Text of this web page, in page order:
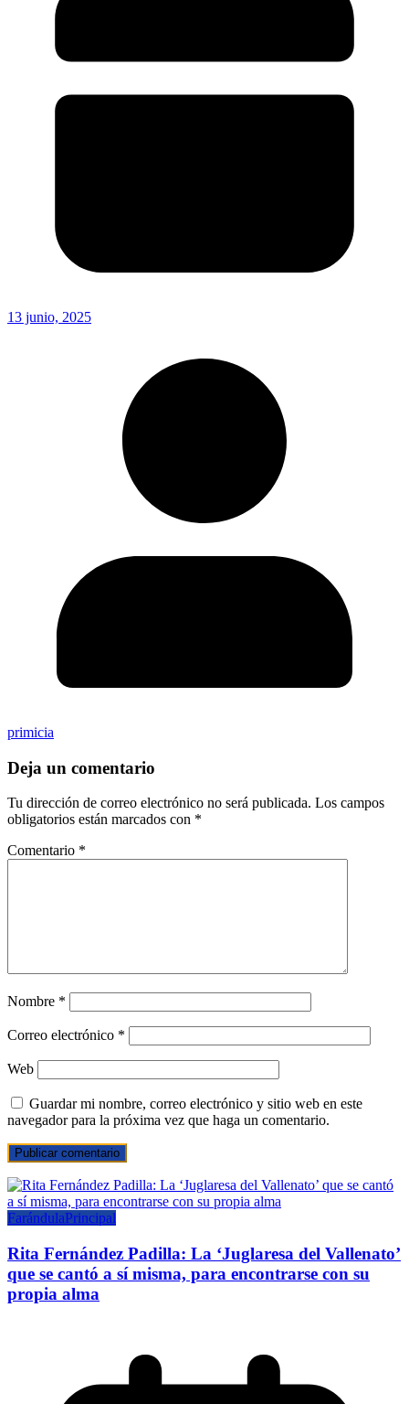
13 junio, 2025
primicia
Deja un comentario
Tu dirección de correo electrónico no será publicada. Los campos
obligatorios están marcados con *
Comentario *
Nombre *
Correo electrónico *
Web
Guardar mi nombre, correo electrónico y sitio web en este
navegador para la próxima vez que haga un comentario.
FarándulaPrincipal
Rita Fernández Padilla: La ‘Juglaresa del Vallenato’
que se cantó a sí misma, para encontrarse con su
propia alma